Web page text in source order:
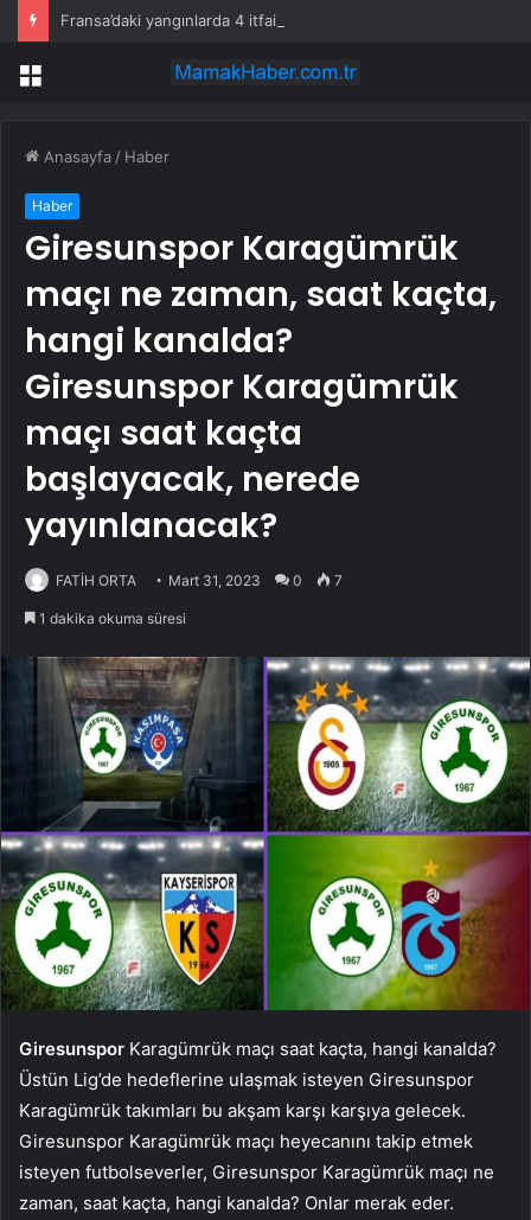
Fransa’daki yangınlarda 4 itfaiye eri hayatını kaybetti
Menü
Anasayfa / Haber
Haber
Giresunspor Karagümrük
maçı ne zaman, saat kaçta,
hangi kanalda?
Giresunspor Karagümrük
maçı saat kaçta
başlayacak, nerede
yayınlanacak?
FATİH ORTA Mart 31, 2023 0 7
1 dakika okuma süresi
Giresunspor Karagümrük maçı saat kaçta, hangi kanalda?
Üstün Lig’de hedeflerine ulaşmak isteyen Giresunspor
Karagümrük takımları bu akşam karşı karşıya gelecek.
Giresunspor Karagümrük maçı heyecanını takip etmek
isteyen futbolseverler, Giresunspor Karagümrük maçı ne
zaman, saat kaçta, hangi kanalda? Onlar merak eder.